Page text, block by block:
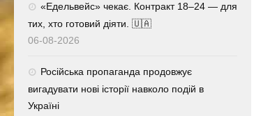
«Едельвейс» чекає. Контракт 18–24 — для
тих, хто готовий діяти. 🇺🇦
06-08-2026
Російська пропаганда продовжує
вигадувати нові історії навколо подій в
Україні